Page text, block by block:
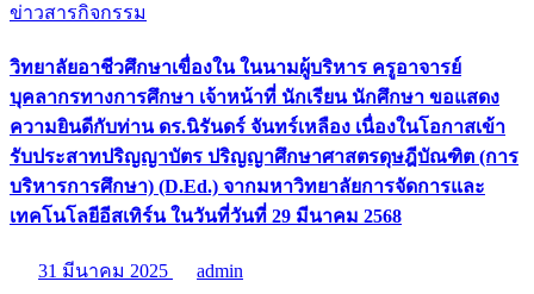
ข่าวสารกิจกรรม
วิทยาลัยอาชีวศึกษาเขื่องใน ในนามผู้บริหาร ครูอาจารย์
บุคลากรทางการศึกษา เจ้าหน้าที่ นักเรียน นักศึกษา ขอแสดง
ความยินดีกับท่าน ดร.นิรันดร์ จันทร์เหลือง เนื่องในโอกาสเข้า
รับประสาทปริญญาบัตร ปริญญาศึกษาศาสตรดุษฎีบัณฑิต (การ
บริหารการศึกษา) (D.Ed.) จากมหาวิทยาลัยการจัดการและ
เทคโนโลยีอีสเทิร์น ในวันที่วันที่ 29 มีนาคม 2568
31 มีนาคม 2025 admin